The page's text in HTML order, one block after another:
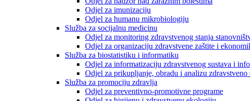
Odjel za imunizaciju
Odjel za humanu mikrobiologiju
Služba za socijalnu medicinu
Odjel za monitoring zdravstvenog stanja
Odjel za organizaciju zdravstvene zaštite i
Služba za biostatistiku i informatiku
Odjel za informatizaciju zdravstvenog sustava i
Odjel za prikupljanje, obradu i analizu zdravstveno
Služba za promociju zdravlja
Odjel za preventivno-promotivne programe